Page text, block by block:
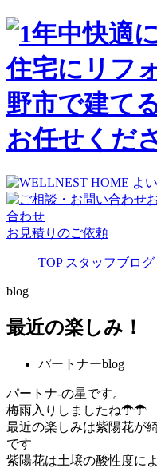
合わせ
お見積りのご依頼
TOP スタッフブログ
blog
最近の楽しみ！
パートナーblog
パートナ-の星です。
梅雨入りしましたね☂☂
最近の楽しみは紫陽花が
です
紫陽花は土壌の酸性度に